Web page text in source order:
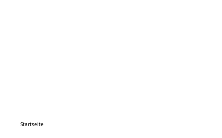
Startseite